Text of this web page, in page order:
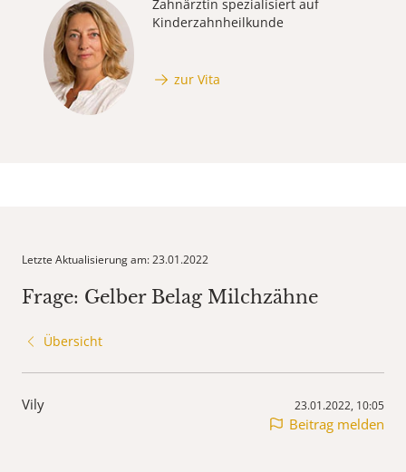
Zahnärztin spezialisiert auf
Kinderzahnheilkunde
zur Vita
Letzte Aktualisierung am: 23.01.2022
Frage: Gelber Belag Milchzähne
Übersicht
Vily 23.01.2022, 10:05
Beitrag melden